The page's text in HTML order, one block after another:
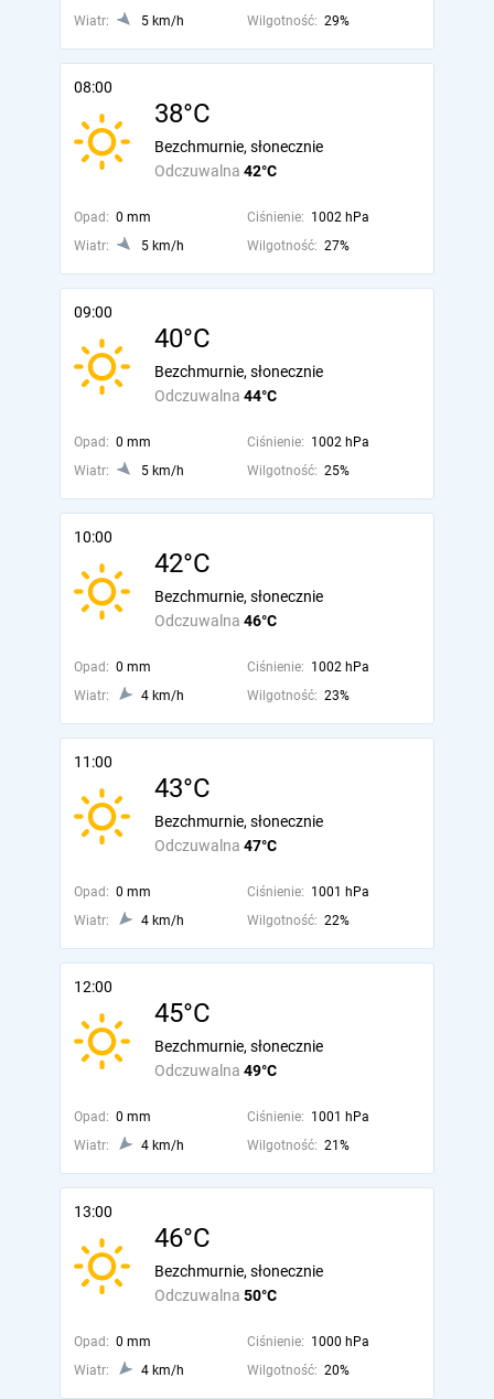
Wiatr: 5 km/h Wilgotność: 29%
08:00
38°C
Odczuwalna 42°C
Bezchmurnie, słonecznie
Opad: 0 mm Ciśnienie: 1002 hPa
Wiatr:
5 km/h Wilgotność: 27%
09:00
40°C
Odczuwalna 44°C
Bezchmurnie, słonecznie
Opad: 0 mm Ciśnienie: 1002 hPa
Wiatr:
5 km/h Wilgotność: 25%
10:00
42°C
Odczuwalna 46°C
Bezchmurnie, słonecznie
Opad: 0 mm Ciśnienie: 1002 hPa
Wiatr:
4 km/h Wilgotność: 23%
11:00
43°C
Odczuwalna 47°C
Bezchmurnie, słonecznie
Opad: 0 mm Ciśnienie: 1001 hPa
Wiatr:
4 km/h Wilgotność: 22%
12:00
45°C
Odczuwalna 49°C
Bezchmurnie, słonecznie
Opad: 0 mm Ciśnienie: 1001 hPa
Wiatr:
4 km/h Wilgotność: 21%
13:00
46°C
Odczuwalna 50°C
Bezchmurnie, słonecznie
Opad: 0 mm Ciśnienie: 1000 hPa
Wiatr:
4 km/h Wilgotność: 20%